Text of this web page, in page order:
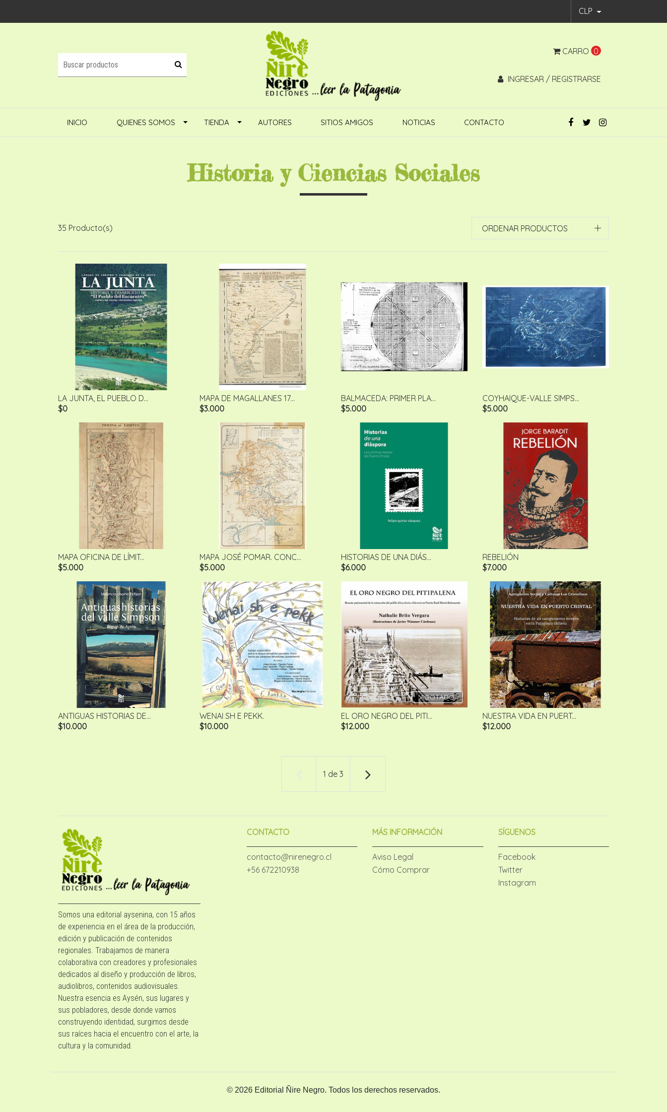
CLP
CARRO 0
INGRESAR / REGISTRARSE
INICIO QUIENES SOMOS TIENDA AUTORES SITIOS AMIGOS NOTICIAS CONTACTO
Historia y Ciencias Sociales
35 Producto(s) ORDENAR PRODUCTOS
LA JUNTA, EL PUEBLO D...
$0
MAPA DE MAGALLANES 17...
$3.000
BALMACEDA: PRIMER PLA...
$5.000
COYHAIQUE-VALLE SIMPS...
$5.000
MAPA OFICINA DE LÍMIT...
$5.000
MAPA JOSÉ POMAR. CONC...
$5.000
HISTORIAS DE UNA DIÁS...
$6.000
REBELIÓN
$7.000
ANTIGUAS HISTORIAS DE...
$10.000
WENAI SH E PEKK.
$10.000
AGOTADO
EL ORO NEGRO DEL PITI...
$12.000
NUESTRA VIDA EN PUERT...
$12.000
1 de 3
Somos una editorial aysenina, con 15 años
de experiencia en el área de la producción,
edición y publicación de contenidos
regionales. Trabajamos de manera
colaborativa con creadores y profesionales
dedicados al diseño y producción de libros,
audiolibros, contenidos audiovisuales.
Nuestra esencia es Aysén, sus lugares y
sus pobladores, desde donde vamos
construyendo identidad, surgimos desde
sus raíces hacia el encuentro con el arte, la
cultura y la comunidad.
CONTACTO
contacto@nirenegro.cl
+56 672210938
MÁS INFORMACIÓN
Aviso Legal
Cómo Comprar
SÍGUENOS
Facebook
Twitter
Instagram
© 2026 Editorial Ñire Negro. Todos los derechos reservados.